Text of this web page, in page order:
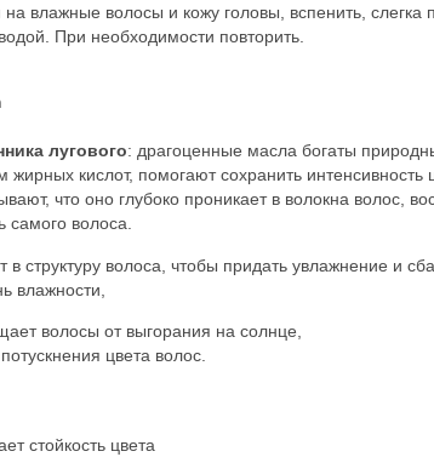
влажные волосы и кожу головы, вспенить, слегка
При необходимости повторить.
лугового: драгоценные масла богаты
жирных кислот, помогают сохранить интенсивность
что оно глубоко проникает в волокна волос,
самого волоса.
в структуру волоса, чтобы придать увлажнение и
влажности,
волосы от выгорания на солнце,
цвета волос.
стойкость цвета